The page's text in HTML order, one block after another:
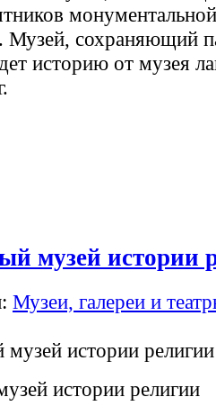
Музей, сохраняющий
историю от музея
музей истории
Музеи, галереи и
истории религии